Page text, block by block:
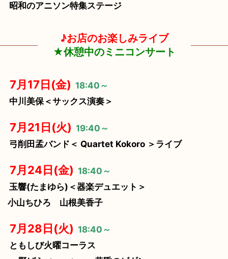
昭和のアニソン特集ステージ
♪お店のお楽しみライブ
★休憩中のミニコンサート
7月17日(金) 18:40～
中川美保＜サックス演奏＞
7月21日(火) 19:40～
弓削田孟バンド＜ Quartet Kokoro ＞ライブ
7月24日(金) 18:40～
玉響(たまゆら)＜器楽デュエット＞
小山ちひろ 山根美香子
7月28日(火) 18:40～
ともしび火曜コーラス